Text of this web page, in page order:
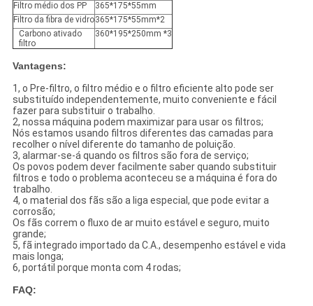
Filtro médio dos PP
365*175*55mm
Filtro da fibra de vidro365*175*55mm*2
Carbono ativado
filtro
360*195*250mm *3
Vantagens:
1, o Pre-filtro, o filtro médio e o filtro eficiente alto pode ser
substituído independentemente, muito conveniente e fácil
fazer para substituir o trabalho.
2, nossa máquina podem maximizar para usar os filtros;
Nós estamos usando filtros diferentes das camadas para
recolher o nível diferente do tamanho de poluição.
3, alarmar-se-á quando os filtros são fora de serviço;
Os povos podem dever facilmente saber quando substituir
filtros e todo o problema aconteceu se a máquina é fora do
trabalho.
4, o material dos fãs são a liga especial, que pode evitar a
corrosão;
Os fãs correm o fluxo de ar muito estável e seguro, muito
grande;
5, fã integrado importado da C.A., desempenho estável e vida
mais longa;
6, portátil porque monta com 4 rodas;
FAQ: